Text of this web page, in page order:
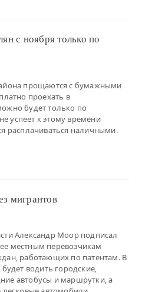
с ноября только по
прощаются с бумажными
проехать в
будет только по
успеет к этому времени
расплачиваться наличными.
мигрантов
Александр Моор подписал
местным перевозчикам
работающих по патентам. В
водить городские,
автобусы и маршрутки, а